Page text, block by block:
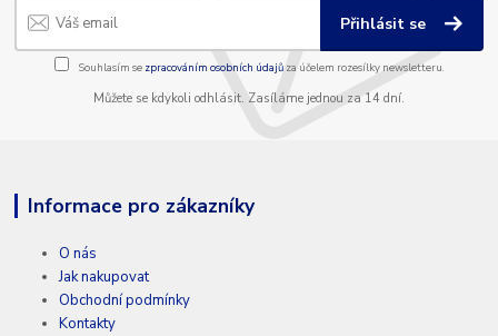
Přihlásit se
Souhlasím se zpracováním osobních údajůza účelem rozesílky newsletteru.
Můžete se kdykoli odhlásit. Zasíláme jednou za 14 dní.
Informace pro zákazníky
O nás
Jak nakupovat
Obchodní podmínky
Kontakty